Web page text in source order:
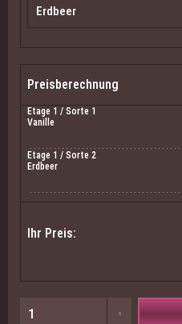
Preisberechnung
Etage 1 / Sorte 1
Vanille
Etage 1 / Sorte 2
Erdbeer
Ihr Preis: